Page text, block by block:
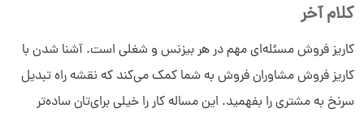
کلام آخر
کاریز فروش مسئله‌ای مهم در هر بیزنس و شغلی است. آشنا شدن با
کاریز فروش مشاوران فروش به شما کمک می‌کند که نقشه راه تبدیل
سرنخ به مشتری را بفهمید. این مساله کار را خیلی برای‌تان ساده‌تر